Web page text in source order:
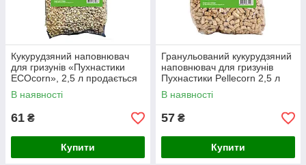
Кукурудзяний наповнювач
для гризунів «Пухнастики
ECOcorn», 2,5 л продається
по 10 шт.
В наявності
61 ₴
Купити
Гранульований кукурудзяний
наповнювач для гризунів
Пухнастики Pellecorn 2,5 л
продається по 5 шт.
В наявності
57 ₴
Купити